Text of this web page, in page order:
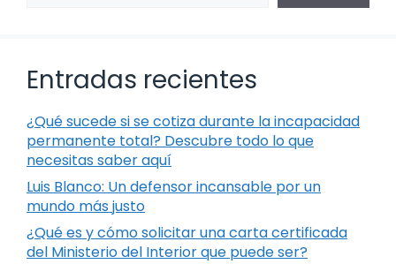
Entradas recientes
¿Qué sucede si se cotiza durante la incapacidad
permanente total? Descubre todo lo que
necesitas saber aquí
Luis Blanco: Un defensor incansable por un
mundo más justo
¿Qué es y cómo solicitar una carta certificada
del Ministerio del Interior que puede ser?